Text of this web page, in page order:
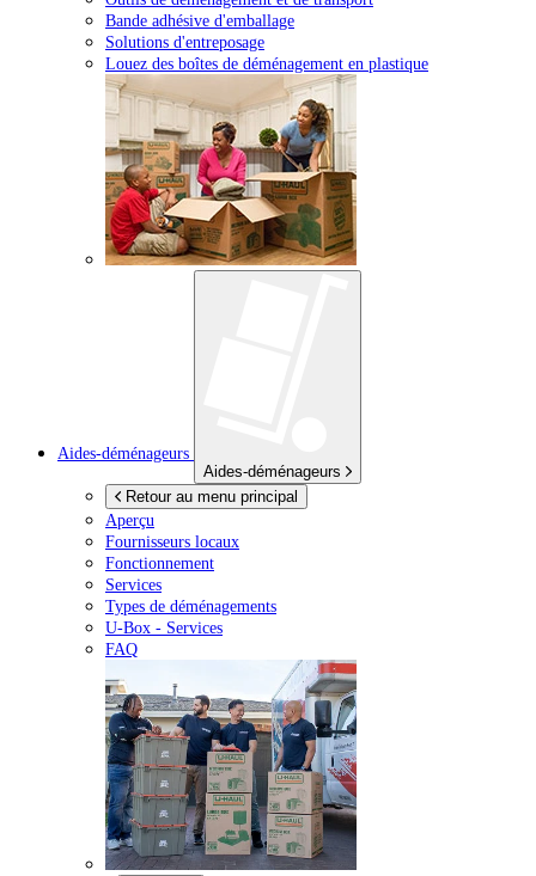
Bande adhésive d'emballage
Solutions d'entreposage
Louez des boîtes de déménagement en plastique
Aides-déménageurs
Aides-déménageurs
Retour au menu principal
Aperçu
Fournisseurs locaux
Fonctionnement
Services
Types de déménagements
U-Box - Services
FAQ